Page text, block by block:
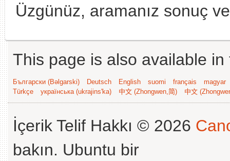
Üzgünüz, aramanız sonuç
This page is also available
Български (Bəlgarski) Deutsch English suomi français
magyar
Türkçe
українська (ukrajins'ka) 中文 (Zhongwen,简) 中文
İçerik Telif Hakkı © 2026
bakın. Ubuntu bir